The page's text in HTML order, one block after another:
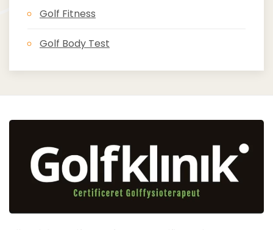
Golf Fitness
Golf Body Test